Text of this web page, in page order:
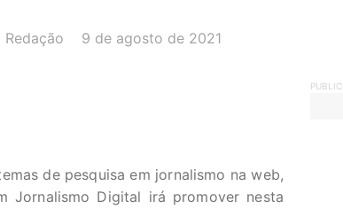
AUTOR(A):
Redação DATA:
9 de agosto de 2021
de pesquisa em jornalismo na web,
Jornalismo Digital irá promover nesta